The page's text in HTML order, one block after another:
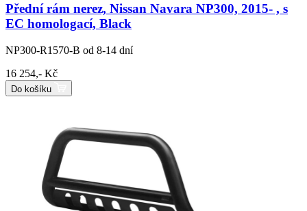
Přední rám nerez, Nissan Navara NP300, 2015- , s
EC homologací, Black
NP300-R1570-B od 8-14 dní
16 254,- Kč
Do košíku